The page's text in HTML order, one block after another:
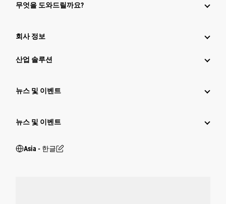
무엇을 도와드릴까요?
회사 정보
산업 솔루션
뉴스 및 이벤트
뉴스 및 이벤트
Asia - 한글